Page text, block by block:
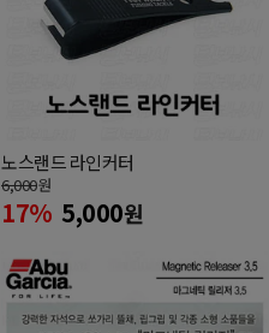
노스랜드 라인커터
6,000원
17% 5,000원